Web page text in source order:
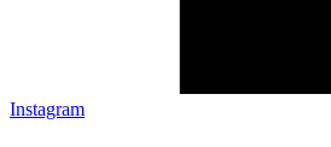
Instagram